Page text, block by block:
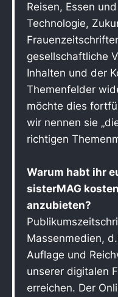
Reisen, Essen
Technologie,
gesellschaftliche
Inhalten und der
Themenfelder
möchte dies
wir nennen sie
richtigen
Warum habt ihr
sisterMAG
anzubieten?
Massenmedien,
Auflage und
unserer digitalen
erreichen. Der